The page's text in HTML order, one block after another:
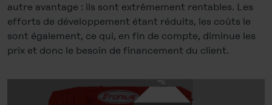
autre avantage : ils sont extrêmement rentables. Les
efforts de développement étant réduits, les coûts le
sont également, ce qui, en fin de compte, diminue les
prix et donc le besoin de financement du client.